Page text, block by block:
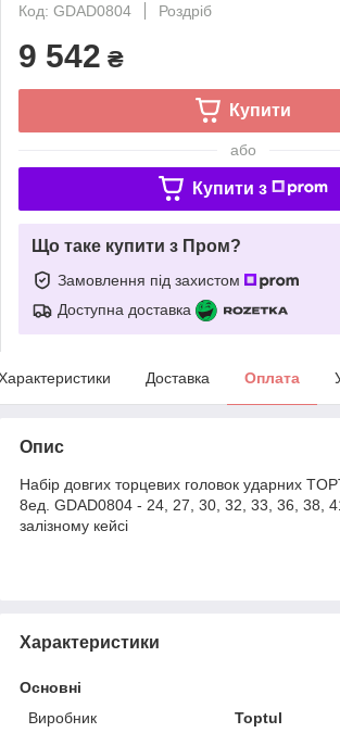
Код: GDAD0804
Роздріб
9 542 ₴
Купити
або
Купити з
Що таке купити з Пром?
Замовлення під захистом
Доступна доставка
Доставка Оплата
Опис
Набір довгих торцевих головок ударних
8ед. GDAD0804 - 24, 27, 30, 32, 33, 36, 38,
залізному кейсі
Характеристики
Основні
Виробник
Toptul